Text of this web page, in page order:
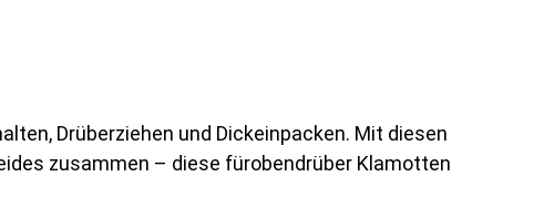
Drüberziehen und Dickeinpacken. Mit diesen
zusammen – diese fürobendrüber Klamotten